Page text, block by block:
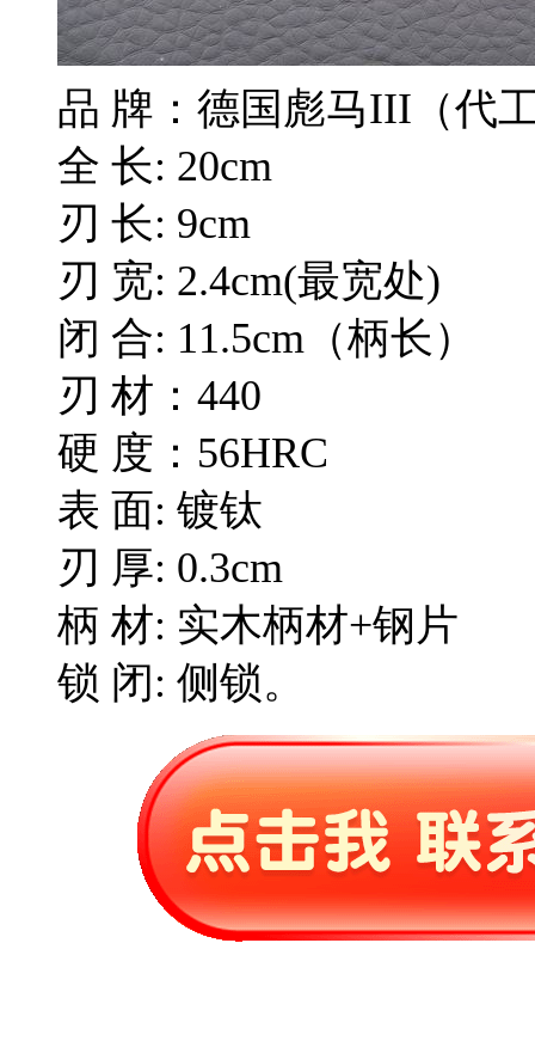
品 牌：德国彪马III（代
全 长: 20cm
刃 长: 9cm
刃 宽: 2.4cm(最宽处)
闭 合: 11.5cm（柄长）
刃 材：440
硬 度：56HRC
表 面: 镀钛
刃 厚: 0.3cm
柄 材: 实木柄材+钢片
锁 闭: 侧锁。